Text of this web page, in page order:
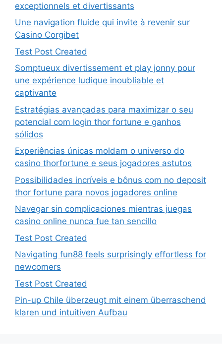
exceptionnels et divertissants
Une navigation fluide qui invite à revenir sur
Casino Corgibet
Test Post Created
Somptueux divertissement et play jonny pour
une expérience ludique inoubliable et
captivante
Estratégias avançadas para maximizar o seu
potencial com login thor fortune e ganhos
sólidos
Experiências únicas moldam o universo do
casino thorfortune e seus jogadores astutos
Possibilidades incríveis e bônus com no deposit
thor fortune para novos jogadores online
Navegar sin complicaciones mientras juegas
casino online nunca fue tan sencillo
Test Post Created
Navigating fun88 feels surprisingly effortless for
newcomers
Test Post Created
Pin-up Chile überzeugt mit einem überraschend
klaren und intuitiven Aufbau